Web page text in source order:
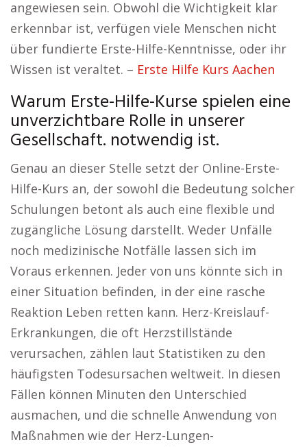
angewiesen sein. Obwohl die Wichtigkeit klar
erkennbar ist, verfügen viele Menschen nicht
über fundierte Erste-Hilfe-Kenntnisse, oder ihr
Wissen ist veraltet. – Erste Hilfe Kurs Aachen
Warum Erste-Hilfe-Kurse spielen eine
unverzichtbare Rolle in unserer
Gesellschaft. notwendig ist.
Genau an dieser Stelle setzt der Online-Erste-
Hilfe-Kurs an, der sowohl die Bedeutung solcher
Schulungen betont als auch eine flexible und
zugängliche Lösung darstellt. Weder Unfälle
noch medizinische Notfälle lassen sich im
Voraus erkennen. Jeder von uns könnte sich in
einer Situation befinden, in der eine rasche
Reaktion Leben retten kann. Herz-Kreislauf-
Erkrankungen, die oft Herzstillstände
verursachen, zählen laut Statistiken zu den
häufigsten Todesursachen weltweit. In diesen
Fällen können Minuten den Unterschied
ausmachen, und die schnelle Anwendung von
Maßnahmen wie der Herz-Lungen-